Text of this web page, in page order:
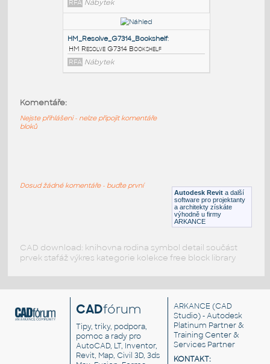
HM_Resolve_R1120_ShortPole:
HM Resolve R1120 ShortPole
RFA Nábytek
HM Resolve R1110 TallPole
HM Resolve G7314 Bookshelf
Autodesk Revit a další
software pro projektanty
a architekty získáte
výhodně u firmy
ARKANCE
Komentáře:
Nejste přihlášeni - nelze připojit komentáře
bloků
Dosud žádné komentáře - buďte první
CAD download: knihovna rodina symbol detail součást
prvek stafáž výkres kategorie kolekce free block library
CADfórum
Tipy, triky, podpora,
pomoc a rady pro
AutoCAD, LT, Inventor,
Revit, Map, Civil 3D, 3ds
ARKANCE (CAD
Studio) - Autodesk
Platinum Partner &
Training Center &
Services Partner
KONTAKT: